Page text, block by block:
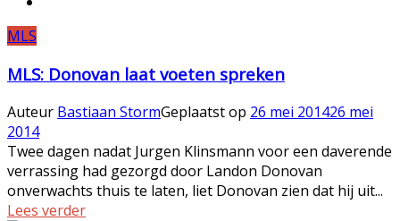
MLS
MLS: Donovan laat voeten spreken
Auteur Bastiaan StormGeplaatst op 26 mei 201426 mei
2014
Twee dagen nadat Jurgen Klinsmann voor een daverende
verrassing had gezorgd door Landon Donovan
onverwachts thuis te laten, liet Donovan zien dat hij uit...
Lees verder